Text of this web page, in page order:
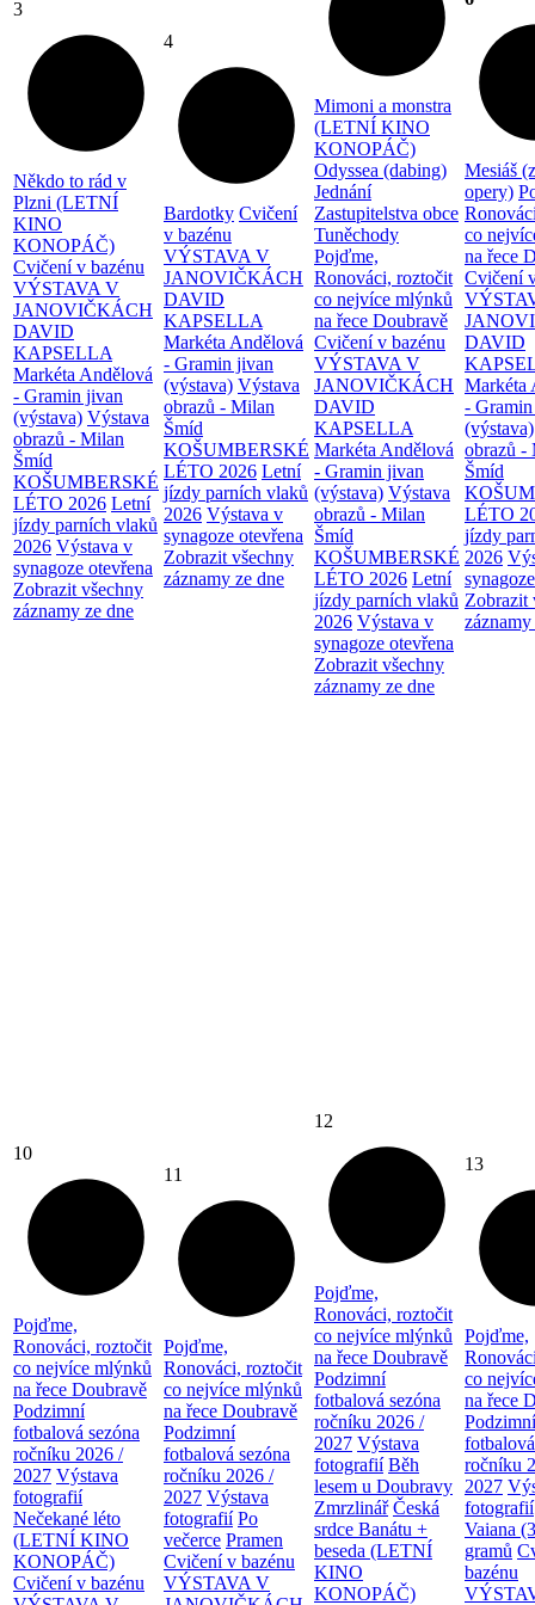
3
Někdo to rád v
Plzni (LETNÍ
KINO
KONOPÁČ)
Cvičení v bazénu
VÝSTAVA V
JANOVIČKÁCH
DAVID
KAPSELLA
Markéta Andělová
- Gramin jivan
(výstava) Výstava
obrazů - Milan
Šmíd
KOŠUMBERSKÉ
LÉTO 2026 Letní
jízdy parních vlaků
2026 Výstava v
synagoze otevřena
Zobrazit všechny
záznamy ze dne
4
Bardotky Cvičení
v bazénu
VÝSTAVA V
JANOVIČKÁCH
DAVID
KAPSELLA
Markéta Andělová
- Gramin jivan
(výstava) Výstava
obrazů - Milan
Šmíd
KOŠUMBERSKÉ
LÉTO 2026 Letní
jízdy parních vlaků
2026 Výstava v
synagoze otevřena
Zobrazit všechny
záznamy ze dne
Mimoni a monstra
(LETNÍ KINO
KONOPÁČ)
Odyssea (dabing)
Jednání
Zastupitelstva obce
Tuněchody
Pojďme,
Ronováci, roztočit
co nejvíce mlýnků
na řece Doubravě
Cvičení v bazénu
VÝSTAVA V
JANOVIČKÁCH
DAVID
KAPSELLA
Markéta Andělová
- Gramin jivan
(výstava) Výstava
obrazů - Milan
Šmíd
KOŠUMBERSKÉ
LÉTO 2026 Letní
jízdy parních vlaků
2026 Výstava v
synagoze otevřena
Zobrazit všechny
záznamy ze dne
Mesiáš
opery)
co
na řece
Cvičení
DAVID
Markéta
-
(výstava)
obrazů -
Šmíd
LÉTO
jízdy
2026
Zobrazit
10
Pojďme,
Ronováci, roztočit
co nejvíce mlýnků
na řece Doubravě
Podzimní
fotbalová sezóna
ročníku 2026 /
2027 Výstava
fotografií
Nečekané léto
(LETNÍ KINO
KONOPÁČ)
Cvičení v bazénu
11
Pojďme,
Ronováci, roztočit
co nejvíce mlýnků
na řece Doubravě
Podzimní
fotbalová sezóna
ročníku 2026 /
2027 Výstava
fotografií Po
večerce Pramen
Cvičení v bazénu
VÝSTAVA V
12
Pojďme,
Ronováci, roztočit
co nejvíce mlýnků
na řece Doubravě
Podzimní
fotbalová sezóna
ročníku 2026 /
2027 Výstava
fotografií Běh
lesem u Doubravy
Zmrzlinář Česká
srdce Banátu +
beseda (LETNÍ
KINO
KONOPÁČ)
13
Pojďme,
co
na řece
Podzimní
ročníku
2027
fotografií
Vaiana
gramů
bazénu